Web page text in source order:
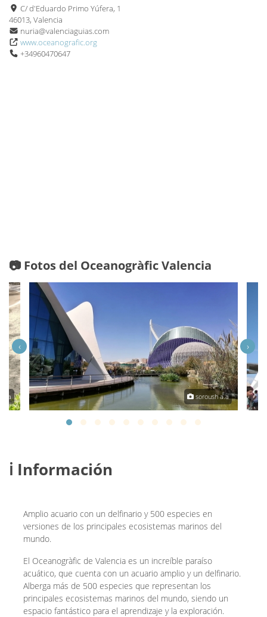
C/ d'Eduardo Primo Yúfera, 1
46013, Valencia
nuria@valenciaguias.com
www.oceanografic.org
+34960470647
📷 Fotos del Oceanogràfic Valencia
soroush a.a
‹ ›
ℹ️ Información
Amplio acuario con un delfinario y 500 especies en
versiones de los principales ecosistemas marinos del
mundo.
El Oceanogràfic de Valencia es un increíble paraíso
acuático, que cuenta con un acuario amplio y un delfinario.
Alberga más de 500 especies que representan los
principales ecosistemas marinos del mundo, siendo un
espacio fantástico para el aprendizaje y la exploración.